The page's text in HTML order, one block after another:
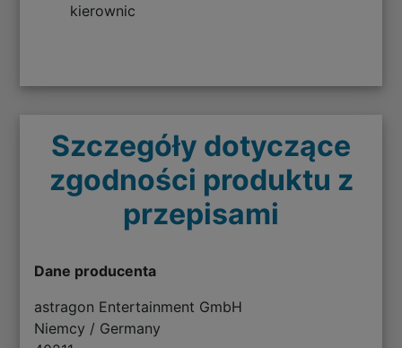
kierownic
Szczegóły dotyczące
zgodności produktu z
przepisami
Dane producenta
astragon Entertainment GmbH
Niemcy / Germany